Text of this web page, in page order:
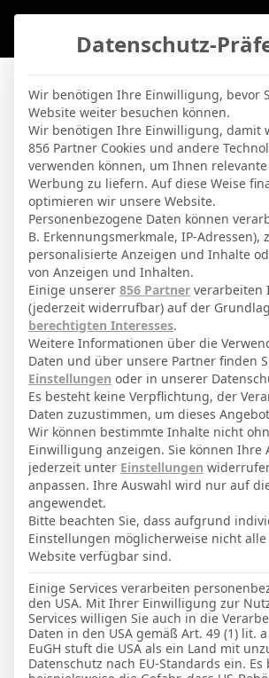
A. Niculăesei
Micha Sassie 19. April 2026
Voller Name
Albert Constantin
Plesca
Position Defensivspieler
Aktuelles Team Elche
Nationalität
Geburtstag
26. März 2008
Alter 18
Gewicht (kg) 76
Größe (cm) 186
FacebookTwitter Pinterest
PREVIOUS ARTICLE
Buba Sangaré
NEXT
Antonio
Datenschutz-
Wir benötigen Ihre Einwilligung, bevor
Website weiter besuchen können.
Wir benötigen Ihre Einwilligung, damit
856 Partner Cookies und andere
verwenden können, um Ihnen
Werbung zu liefern. Auf diese Weise
optimieren wir unsere Website.
Personenbezogene Daten können
B. Erkennungsmerkmale, IP-Adressen),
personalisierte Anzeigen und Inhalte
von Anzeigen und Inhalten.
Einige unserer 856 Partner verarbeiten
(jederzeit widerrufbar) auf der
berechtigten Interesses.
Weitere Informationen über die
Daten und über unsere Partner finden
Einstellungen oder in unserer
Es besteht keine Verpflichtung, der
Daten zuzustimmen, um dieses
Wir können bestimmte Inhalte nicht
Einwilligung anzeigen. Sie können Ihre
jederzeit unter Einstellungen
anpassen. Ihre Auswahl wird nur auf
angewendet.
Bitte beachten Sie, dass aufgrund
Einstellungen möglicherweise nicht
Website verfügbar sind.
Einige Services verarbeiten
den USA. Mit Ihrer Einwilligung zur
Services willigen Sie auch in die
Daten in den USA gemäß Art. 49 (1) lit. a
EuGH stuft die USA als ein Land mit
Datenschutz nach EU-Standards ein. Es